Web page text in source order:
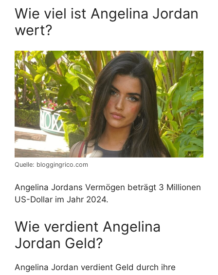
Wie viel ist Angelina Jordan
wert?
Quelle: bloggingrico.com
Angelina Jordans Vermögen beträgt 3 Millionen
US-Dollar im Jahr 2024.
Wie verdient Angelina
Jordan Geld?
Angelina Jordan verdient Geld durch ihre